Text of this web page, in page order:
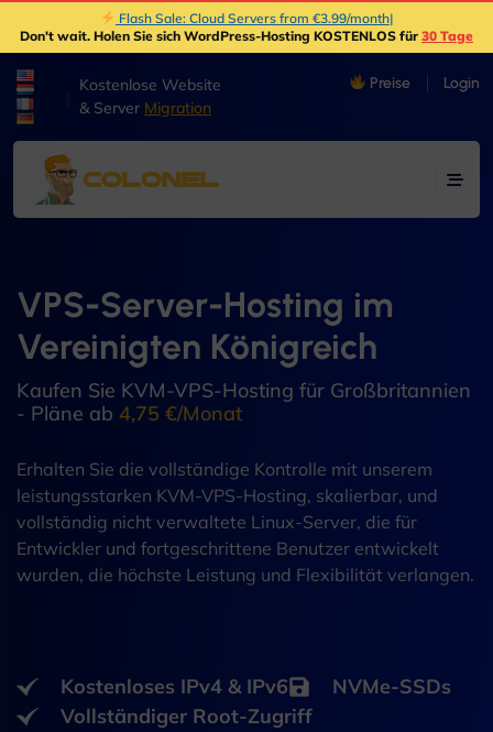
Flash Sale: Cloud Servers from €3.99/month|
Don't wait. Holen Sie sich WordPress-Hosting KOSTENLOS für 30 Tage
Kostenlose Website
& Server Migration
Preise Login
VPS-Server-Hosting im
Vereinigten Königreich
Kaufen Sie KVM-VPS-Hosting für Großbritannien
- Pläne ab 4,75 €/Monat
Erhalten Sie die vollständige Kontrolle mit unserem
leistungsstarken KVM-VPS-Hosting, skalierbar, und
vollständig nicht verwaltete Linux-Server, die für
Entwickler und fortgeschrittene Benutzer entwickelt
wurden, die höchste Leistung und Flexibilität verlangen.
Kostenloses IPv4 & IPv6
NVMe-SSDs
Vollständiger Root-Zugriff